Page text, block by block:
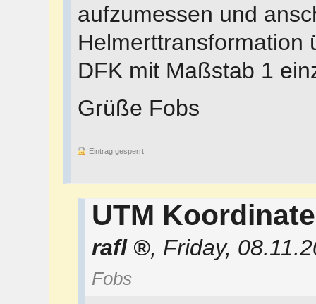
aufzumessen und
Helmerttransformation
DFK mit Maßstab 1
Grüße Fobs
Eintrag gesperrt
UTM
rafl , Friday,
Fobs